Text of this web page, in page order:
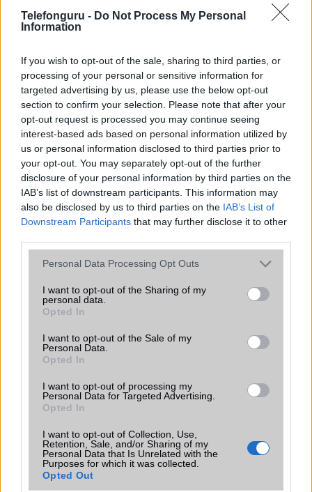
Telefonguru - Do Not Process My Personal
Information
If you wish to opt-out of the sale, sharing to third parties, or
processing of your personal or sensitive information for
targeted advertising by us, please use the below opt-out
section to confirm your selection. Please note that after your
opt-out request is processed you may continue seeing
interest-based ads based on personal information utilized by
us or personal information disclosed to third parties prior to
your opt-out. You may separately opt-out of the further
disclosure of your personal information by third parties on the
IAB’s list of downstream participants. This information may
also be disclosed by us to third parties on the IAB’s List of
Downstream Participants that may further disclose it to other
Please note that this website/app uses one or more Google
not limited to your visit or usage behaviour. You may click to
grant or deny consent to Google and its third-party tags to
use your data for below specified purposes in below Google
consent section.
Personal Data Processing Opt Outs
I want to opt-out of the Sharing of my
personal data.
Opted In
I want to opt-out of the Sale of my
Personal Data.
Opted In
I want to opt-out of processing my
Personal Data for Targeted Advertising.
Opted In
I want to opt-out of Collection, Use,
Retention, Sale, and/or Sharing of my
Personal Data that Is Unrelated with the
Purposes for which it was collected.
Opted Out
267.000 Ft (új)
Számos népszerű Samsung Galaxy
készülék kimarad a One UI 9
frissítésből – itt a lista az érintett
modellekről
2026.06.30| Phone Arena
A One UI 9 érkezése új mesterséges intelligencia-
azonban több korábbi csúcskategóriás és középkategóriás
Galaxy készülék számára ez lesz az út vége.
iPhone 18 bemutató dátum - ekkor
rántja le a leplet az Apple az új
csúcsmobilokról
2026.06.29| Phone Arena
A szeptemberi eseményen az iPhone 18 Pro modellek
mellett a régóta pletykált hajlítható iPhone Ultra is
bemutatkozhat, miközben az áremelésekről szóló
találgatások továbbra is beárnyékolják a rajtot.
funkció, amely észrevétlenül könnyíti
meg a mindennapokat
2026.06.14| Android Police
Sok felhasználó külön alkalmazásokra esküszik, pedig az